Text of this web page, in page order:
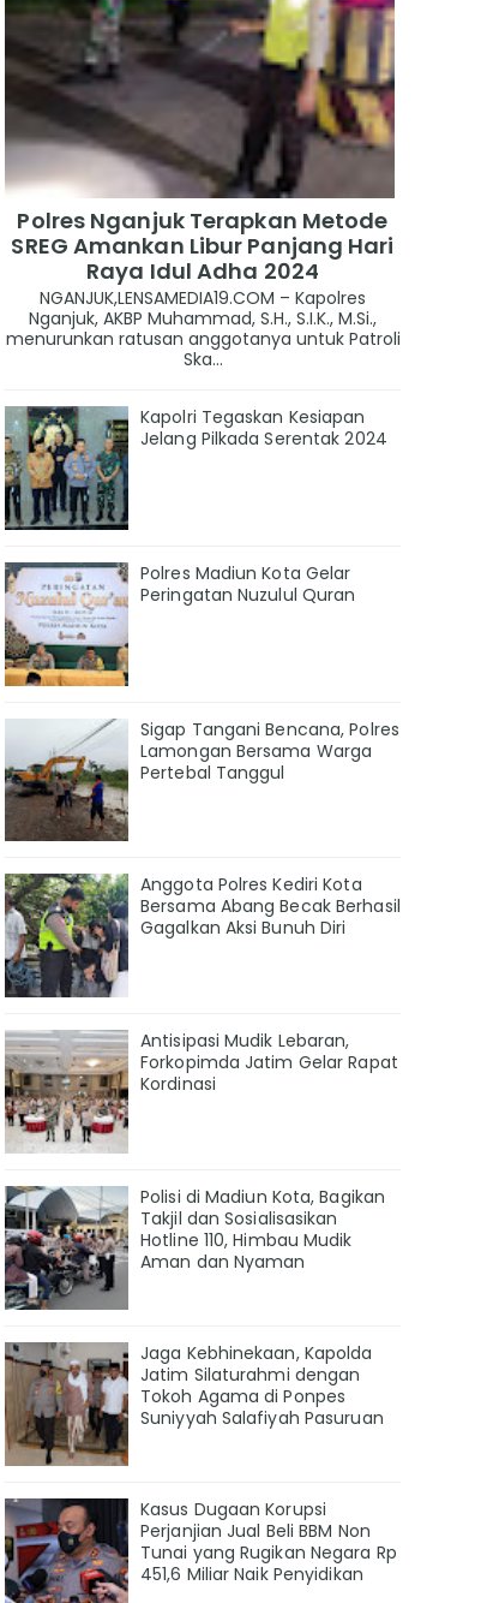
Polres Nganjuk Terapkan Metode
SREG Amankan Libur Panjang Hari
Raya Idul Adha 2024
NGANJUK,LENSAMEDIA19.COM – Kapolres
Nganjuk, AKBP Muhammad, S.H., S.I.K., M.Si.,
menurunkan ratusan anggotanya untuk Patroli
Ska...
Kapolri Tegaskan Kesiapan
Jelang Pilkada Serentak 2024
Polres Madiun Kota Gelar
Peringatan Nuzulul Quran
Sigap Tangani Bencana, Polres
Lamongan Bersama Warga
Pertebal Tanggul
Anggota Polres Kediri Kota
Bersama Abang Becak Berhasil
Gagalkan Aksi Bunuh Diri
Antisipasi Mudik Lebaran,
Forkopimda Jatim Gelar Rapat
Kordinasi
Polisi di Madiun Kota, Bagikan
Takjil dan Sosialisasikan
Hotline 110, Himbau Mudik
Aman dan Nyaman
Jaga Kebhinekaan, Kapolda
Jatim Silaturahmi dengan
Tokoh Agama di Ponpes
Suniyyah Salafiyah Pasuruan
Kasus Dugaan Korupsi
Perjanjian Jual Beli BBM Non
Tunai yang Rugikan Negara Rp
451,6 Miliar Naik Penyidikan